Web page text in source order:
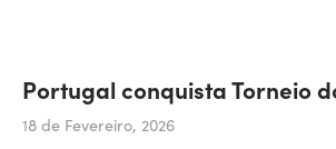
Portugal conquista Torneio
18 de Fevereiro, 2026